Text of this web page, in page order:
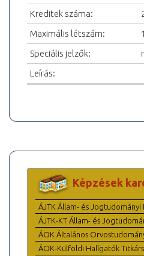
Kreditek száma:
Maximális létszám:
Speciális jelzők:
Leírás:
Képzések
ÁJTK Állam- és Jogtudományi
ÁJTK-KT Állam- és
ÁOK Általános
ÁOK-Külföldi Hallgatók